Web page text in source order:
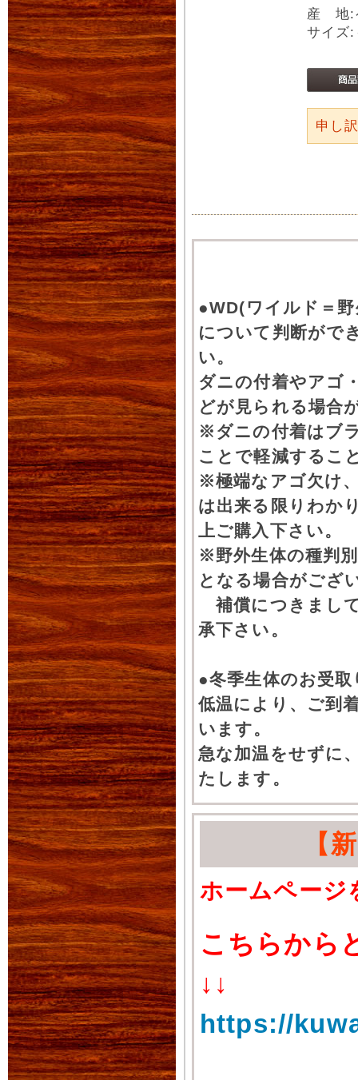
産 地:
サイ
申し
●WD(ワイルド＝
について判断がで
い。
ダニの付着やアゴ
どが見られる場合
※ダニの付着はブ
ことで軽減するこ
※極端なアゴ欠け
は出来る限りわか
上ご購入下さい。
※野外生体の種判
となる場合がござ
補償につきまし
承下さい。
●冬季生体のお受
低温により、ご到
います。
急な加温をせずに
たします。
【
ホームページ
こちらから
↓↓
https://